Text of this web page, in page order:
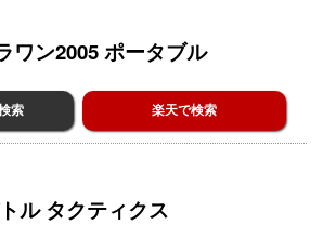
ワン2005 ポータブル
索 楽天で検索
ル タクティクス